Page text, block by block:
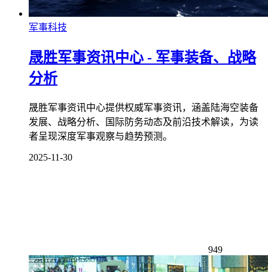
军事科技
晟胜军事资讯中心 - 军事装备、战略
分析
晟胜军事资讯中心提供权威军事资讯，涵盖陆海空装备
发展、战略分析、国际防务动态及前沿技术解读，为读
者呈现深度军事观察与趋势预测。
2025-11-30
949